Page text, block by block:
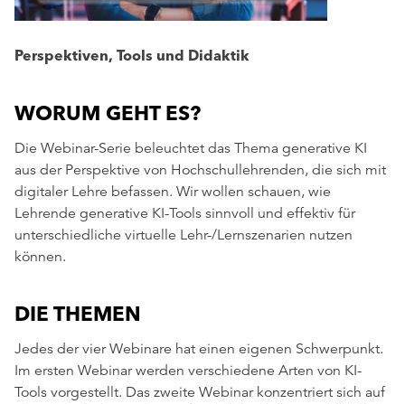
Perspektiven, Tools und Didaktik
WORUM GEHT ES?
Die Webinar-Serie beleuchtet das Thema generative KI
aus der Perspektive von Hochschullehrenden, die sich mit
digitaler Lehre befassen. Wir wollen schauen, wie
Lehrende generative KI-Tools sinnvoll und effektiv für
unterschiedliche virtuelle Lehr-/Lernszenarien nutzen
können.
DIE THEMEN
Jedes der vier Webinare hat einen eigenen Schwerpunkt.
Im ersten Webinar werden verschiedene Arten von KI-
Tools vorgestellt. Das zweite Webinar konzentriert sich auf